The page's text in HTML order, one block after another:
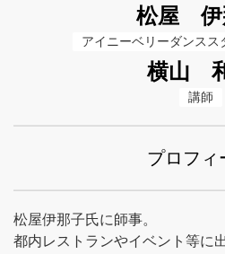
松屋 伊
アイニーベリーダンスス
横山
講師
プロフィ
松屋伊那子氏に師事。
都内レストランやイベント等に